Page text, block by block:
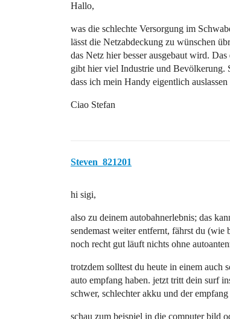
Hallo,
was die schlechte Versorgung im
lässt die Netzabdeckung zu wünschen
das Netz hier besser ausgebaut wird.
gibt hier viel Industrie und Bevölkerung.
dass ich mein Handy eigentlich
Ciao Stefan
Steven_821201
hi sigi,
also zu deinem autobahnerlebnis; das
sendemast weiter entfernt, fährst du (wie
noch recht gut läuft nichts ohne
trotzdem solltest du heute in einem auch
auto empfang haben. jetzt tritt dein surf
schwer, schlechter akku und der
schau zum beispiel in die computer bild